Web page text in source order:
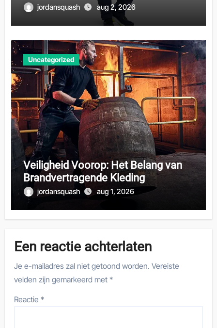
jordansquash aug 2, 2026
Uncategorized
Veiligheid Voorop: Het Belang van
Brandvertragende Kleding
jordansquash aug 1, 2026
Een reactie achterlaten
Je e-mailadres zal niet getoond worden. Vereiste
velden zijn gemarkeerd met*
Reactie*